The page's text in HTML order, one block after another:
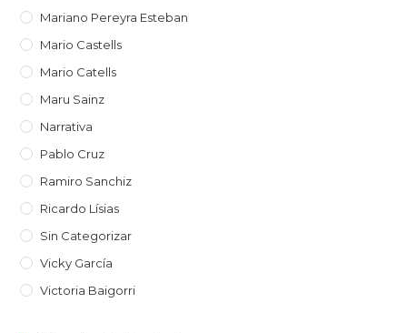
Mariano Pereyra Esteban
Mario Castells
Mario Catells
Maru Sainz
Narrativa
Pablo Cruz
Ramiro Sanchiz
Ricardo Lísias
Sin Categorizar
Vicky García
Victoria Baigorri